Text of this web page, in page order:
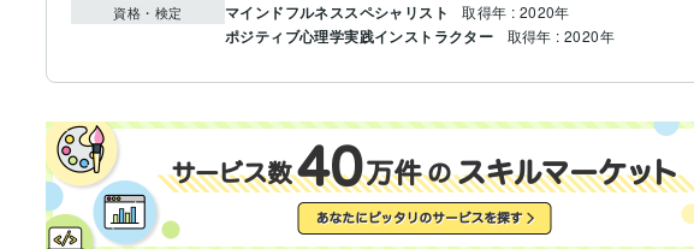
資格・検定 マインドフルネススペシャリスト 取得年 : 2020年
ポジティブ心理学実践インストラクター 取得年 : 2020年